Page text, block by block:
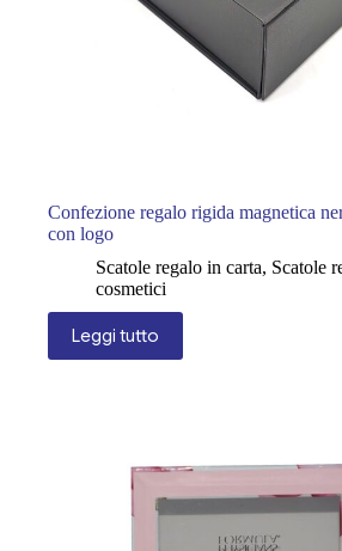
Confezione regalo rigida magnetica
con logo
Scatole regalo in carta, Scatole
cosmetici
Leggi tutto